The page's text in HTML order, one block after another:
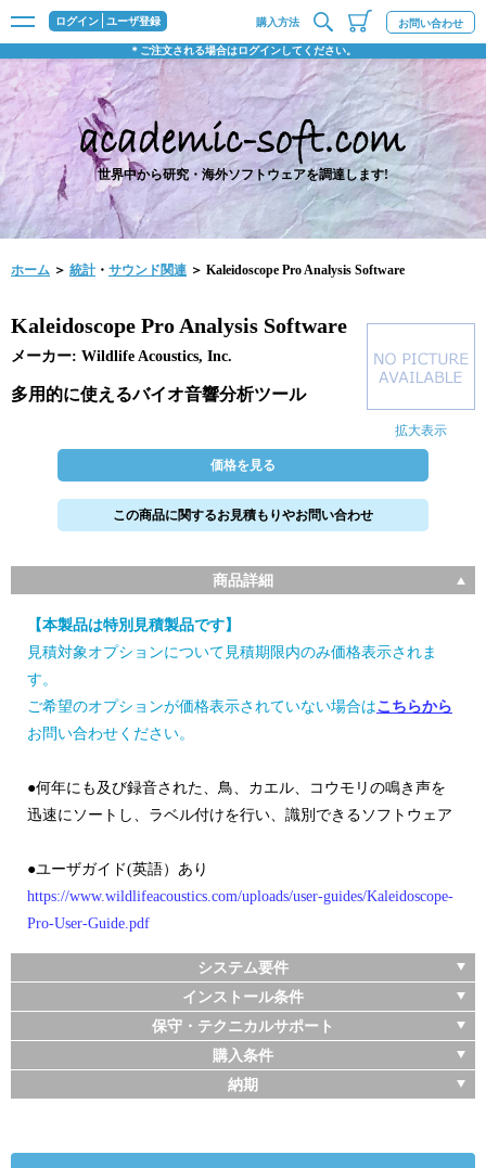
ログイン ユーザ登録
＊ご注文される場合はログインしてください。
購入方法 お問い合わせ
世界中から研究・海外ソフトウェアを調達します!
ホーム ＞ 統計・ サウンド関連 ＞ Kaleidoscope Pro Analysis Software
拡大表示
Kaleidoscope Pro Analysis Software
メーカー: Wildlife Acoustics, Inc.
多用的に使えるバイオ音響分析ツール
価格を見る
この商品に関するお見積もりやお問い合わせ
商品詳細
【本製品は特別見積製品です】
見積対象オプションについて見積期限内のみ価格表示されま
す。
ご希望のオプションが価格表示されていない場合はこちらから
お問い合わせください。
●何年にも及び録音された、鳥、カエル、コウモリの鳴き声を
迅速にソートし、ラベル付けを行い、識別できるソフトウェア
●ユーザガイド(英語）あり
https://www.wildlifeacoustics.com/uploads/user-guides/Kaleidoscope-
Pro-User-Guide.pdf
システム要件
インストール条件
保守・テクニカルサポート
購入条件
納期